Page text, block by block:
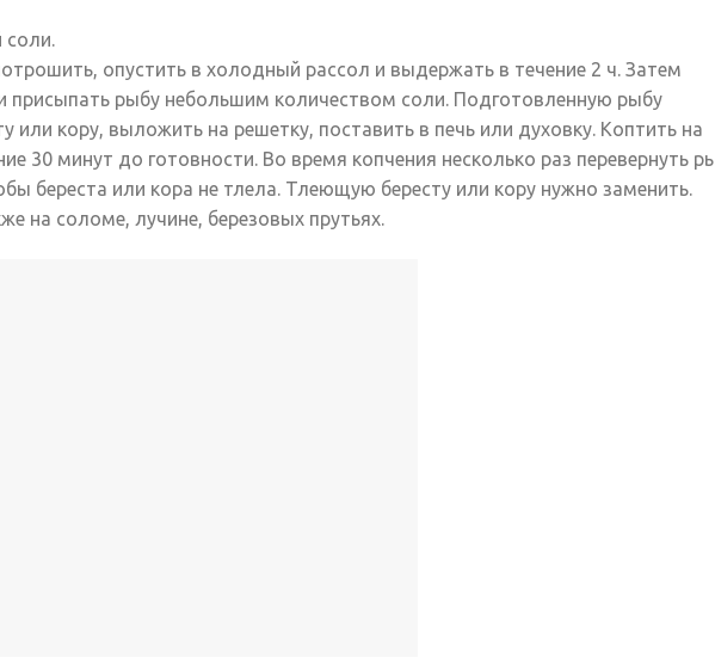
соли.
опустить в холодный рассол и выдержать в течение 2 ч. Затем
присыпать рыбу небольшим количеством соли. Подготовленную рыбу
или кору, выложить на решетку, поставить в печь или духовку. Коптить на
30 минут до готовности. Во время копчения несколько раз перевернуть
береста или кора не тлела. Тлеющую бересту или кору нужно заменить.
на соломе, лучине, березовых прутьях.